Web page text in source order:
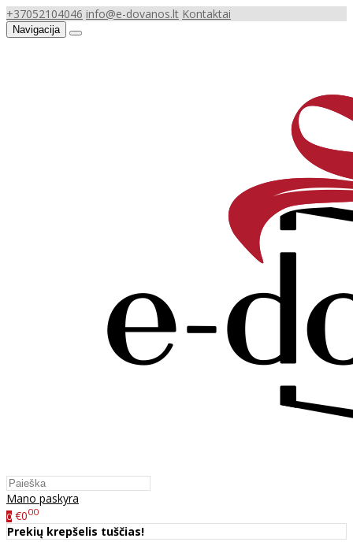
+37052104046 info@e-dovanos.lt Kontaktai
Navigacija
Mano paskyra
0 €000
Prekių krepšelis tuščias!